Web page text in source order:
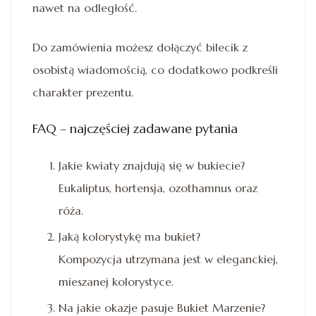
nawet na odległość.
Do zamówienia możesz dołączyć bilecik z
osobistą wiadomością, co dodatkowo podkreśli
charakter prezentu.
FAQ – najczęściej zadawane pytania
Jakie kwiaty znajdują się w bukiecie?
Eukaliptus, hortensja, ozothamnus oraz
róża.
Jaką kolorystykę ma bukiet?
Kompozycja utrzymana jest w eleganckiej,
mieszanej kolorystyce.
Na jakie okazje pasuje Bukiet Marzenie?